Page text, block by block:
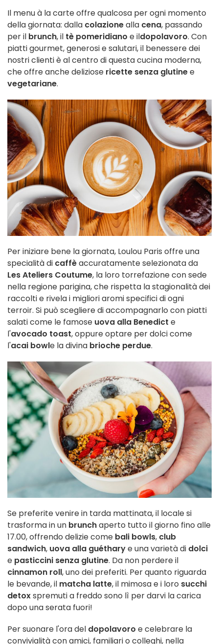
Il menu à la carte offre qualcosa per ogni momento
della giornata: dalla colazionealla cena, passando
per il brunch, il tè pomeridiano e ildopolavoro. Con
piatti gourmet, generosi e salutari, il benessere dei
nostri clienti è al centro di questa cucina moderna,
che offre anche deliziose ricette senza glutinee
vegetariane.
Per iniziare bene la giornata, Loulou Paris offre una
specialità di caffèaccuratamente selezionata da
Les Ateliers Coutume, la loro torrefazione con sede
nella regione parigina, che rispetta la stagionalità dei
raccolti e rivela i migliori aromi specifici di ogni
terroir. Si può scegliere di accompagnarlo con piatti
salati come le famose uova alla Benedict e
l'avocado toast, oppure optare per dolci come
l'acai bowle la divina brioche perdue.
Se preferite venire in tarda mattinata, il locale si
trasforma in un brunchaperto tutto il giorno fino alle
17.00, offrendo delizie come bali bowls, club
sandwich, uova alla guétharye una varietà di dolci
e pasticcini senza glutine. Da non perdere il
cinnamon roll, uno dei preferiti. Per quanto riguarda
le bevande, il matcha latte, il mimosa e i loro succhi
detoxspremuti a freddo sono lì per darvi la carica
dopo una serata fuori!
Per suonare l'ora del dopolavoro e celebrare la
convivialità con amici, familiari o colleghi, nella